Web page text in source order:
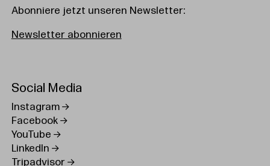
Abonniere jetzt unseren Newsletter:
Newsletter abonnieren
Social Media
Instagram
Facebook
YouTube
LinkedIn
Tripadvisor